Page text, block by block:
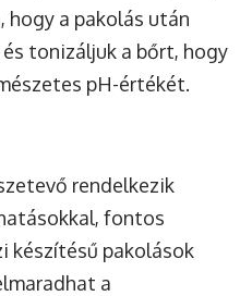
hogy a pakolás után
tonizáljuk a bőrt, hogy
pH-értékét.
rendelkezik
fontos
készítésű pakolások
a